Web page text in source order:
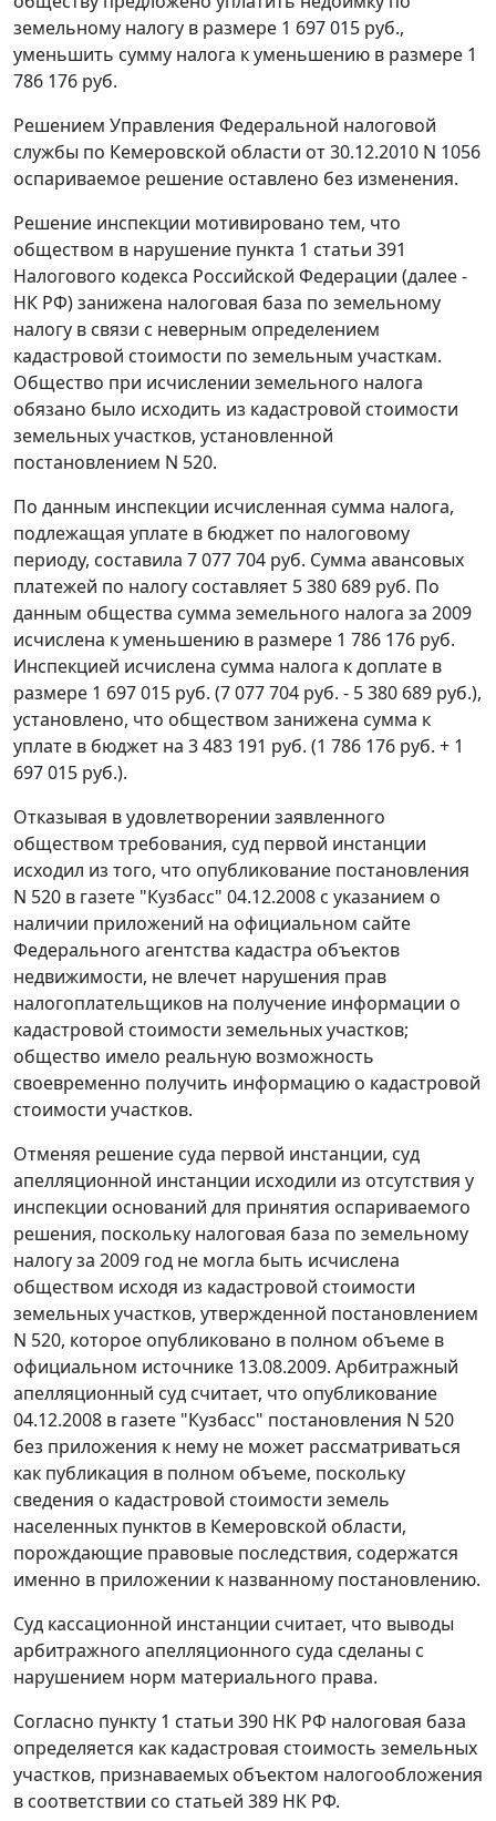
земельному налогу в размере 1 697 015 руб.,
уменьшить сумму налога к уменьшению в размере 1
786 176 руб.
Решением Управления Федеральной налоговой
службы по Кемеровской области от 30.12.2010 N 1056
оспариваемое решение оставлено без изменения.
Решение инспекции мотивировано тем, что
обществом в нарушение пункта 1 статьи 391
Налогового кодекса Российской Федерации (далее -
НК РФ) занижена налоговая база по земельному
налогу в связи с неверным определением
кадастровой стоимости по земельным участкам.
Общество при исчислении земельного налога
обязано было исходить из кадастровой стоимости
земельных участков, установленной
постановлением N 520.
По данным инспекции исчисленная сумма налога,
подлежащая уплате в бюджет по налоговому
периоду, составила 7 077 704 руб. Сумма авансовых
платежей по налогу составляет 5 380 689 руб. По
данным общества сумма земельного налога за 2009
исчислена к уменьшению в размере 1 786 176 руб.
Инспекцией исчислена сумма налога к доплате в
размере 1 697 015 руб. (7 077 704 руб. - 5 380 689 руб.),
установлено, что обществом занижена сумма к
уплате в бюджет на 3 483 191 руб. (1 786 176 руб. + 1
697 015 руб.).
Отказывая в удовлетворении заявленного
обществом требования, суд первой инстанции
исходил из того, что опубликование постановления
N 520 в газете "Кузбасс" 04.12.2008 с указанием о
наличии приложений на официальном сайте
Федерального агентства кадастра объектов
недвижимости, не влечет нарушения прав
налогоплательщиков на получение информации о
кадастровой стоимости земельных участков;
общество имело реальную возможность
своевременно получить информацию о кадастровой
стоимости участков.
Отменяя решение суда первой инстанции, суд
апелляционной инстанции исходили из отсутствия у
инспекции оснований для принятия оспариваемого
решения, поскольку налоговая база по земельному
налогу за 2009 год не могла быть исчислена
обществом исходя из кадастровой стоимости
земельных участков, утвержденной постановлением
N 520, которое опубликовано в полном объеме в
официальном источнике 13.08.2009. Арбитражный
апелляционный суд считает, что опубликование
04.12.2008 в газете "Кузбасс" постановления N 520
без приложения к нему не может рассматриваться
как публикация в полном объеме, поскольку
сведения о кадастровой стоимости земель
населенных пунктов в Кемеровской области,
порождающие правовые последствия, содержатся
именно в приложении к названному постановлению.
Суд кассационной инстанции считает, что выводы
арбитражного апелляционного суда сделаны с
нарушением норм материального права.
Согласно пункту 1 статьи 390 НК РФ налоговая база
определяется как кадастровая стоимость земельных
участков, признаваемых объектом налогообложения
в соответствии со статьей 389 НК РФ.